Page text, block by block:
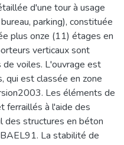
d'une tour à usage
parking), constituée
plus onze (11) étages en
verticaux sont
voiles. L'ouvrage est
qui est classée en zone
Les éléments de
ferraillés à l'aide des
des structures en béton
La stabilité de